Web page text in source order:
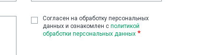
Cогласен на обработку персональных
данных и ознакомлен сполитикой
обработки персональных данных